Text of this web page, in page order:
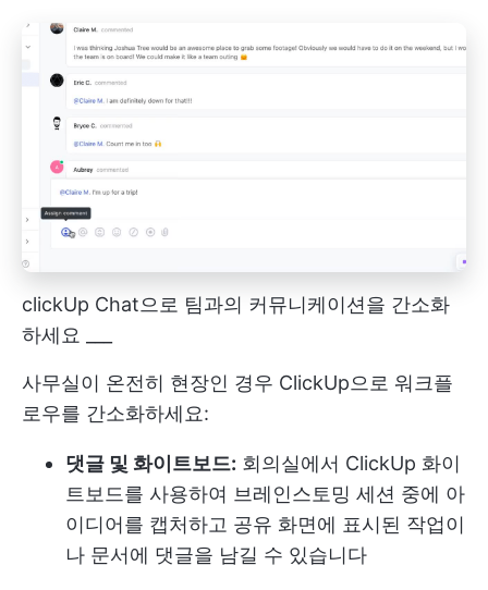
clickUp Chat으로 팀과의 커뮤니케이션을 간소화
하세요 ___
사무실이 온전히 현장인 경우 ClickUp으로 워크플
로우를 간소화하세요:
댓글 및 화이트보드: 회의실에서 ClickUp 화이
트보드를 사용하여 브레인스토밍 세션 중에 아
이디어를 캡처하고 공유 화면에 표시된 작업이
나 문서에 댓글을 남길 수 있습니다